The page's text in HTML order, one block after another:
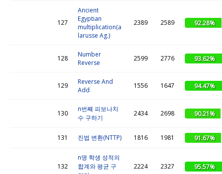
127
Ancient
Egyptian
multiplication(a
larusse Ag.)
2389 2589 92.28%
128
Number
Reverse
2599 2776 93.62%
129
Reverse And
Add
1556 1647 94.47%
130
n번째 피보나치
수 구하기
2434 2698 90.21%
131 진법 변환(NTTP) 1816 1981 91.67%
132
n명 학생 성적의
합계와 평균 구
2224 2327 95.57%